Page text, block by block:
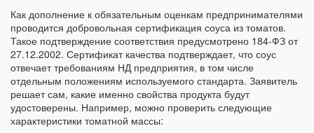
Как дополнение к обязательным оценкам предпринимателями
проводится добровольная сертификация соуса из томатов.
Такое подтверждение соответствия предусмотрено 184-ФЗ от
27.12.2002. Сертификат качества подтверждает, что соус
отвечает требованиям НД предприятия, в том числе
отдельным положениям используемого стандарта. Заявитель
решает сам, какие именно свойства продукта будут
удостоверены. Например, можно проверить следующие
характеристики томатной массы: